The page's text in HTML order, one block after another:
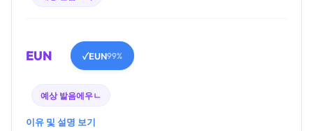
EUN ✓EUN99%
예상 발음에우ㄴ
이유 및 설명 보기